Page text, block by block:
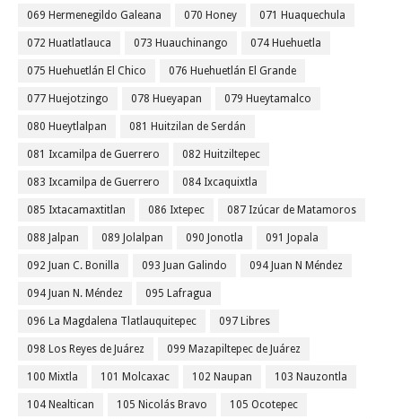
069 Hermenegildo Galeana 070 Honey 071 Huaquechula
072 Huatlatlauca 073 Huauchinango 074 Huehuetla
075 Huehuetlán El Chico 076 Huehuetlán El Grande
077 Huejotzingo 078 Hueyapan 079 Hueytamalco
080 Hueytlalpan 081 Huitzilan de Serdán
081 Ixcamilpa de Guerrero 082 Huitziltepec
083 Ixcamilpa de Guerrero 084 Ixcaquixtla
085 Ixtacamaxtitlan 086 Ixtepec 087 Izúcar de Matamoros
088 Jalpan 089 Jolalpan 090 Jonotla 091 Jopala
092 Juan C. Bonilla 093 Juan Galindo 094 Juan N Méndez
094 Juan N. Méndez 095 Lafragua
096 La Magdalena Tlatlauquitepec 097 Libres
098 Los Reyes de Juárez 099 Mazapiltepec de Juárez
100 Mixtla 101 Molcaxac 102 Naupan 103 Nauzontla
104 Nealtican 105 Nicolás Bravo 105 Ocotepec